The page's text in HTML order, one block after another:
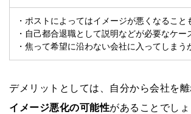
・ポストによってはイメージが悪くなること
・自己都合退職として説明などが必要なケー
・焦って希望に沿わない会社に入ってしまう
デメリットとしては、自分から会社を
イメージ悪化の可能性があることでしょ